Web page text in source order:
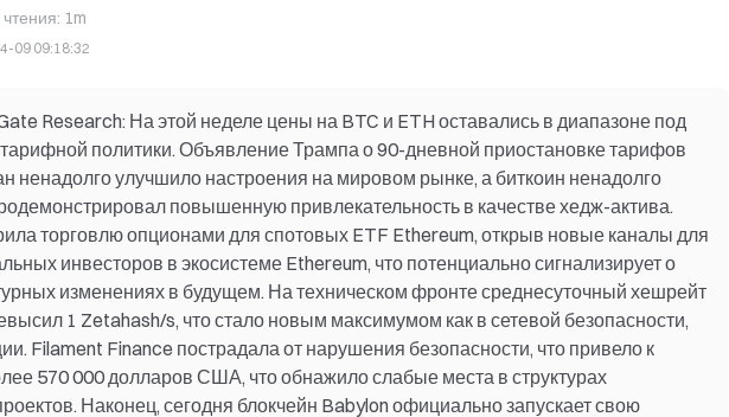
: 1m
09 09:18:32
Research: На этой неделе цены на BTC и ETH оставались в диапазоне под
политики. Объявление Трампа о 90-дневной приостановке тарифов
ненадолго улучшило настроения на мировом рынке, а биткоин ненадолго
повышенную привлекательность в качестве хедж-актива.
торговлю опционами для спотовых ETF Ethereum, открыв новые каналы для
инвесторов в экосистеме Ethereum, что потенциально сигнализирует о
изменениях в будущем. На техническом фронте среднесуточный хешрейт
1 Zetahash/s, что стало новым максимумом как в сетевой безопасности,
Filament Finance пострадала от нарушения безопасности, что привело к
570 000 долларов США, что обнажило слабые места в структурах
Наконец, сегодня блокчейн Babylon официально запускает свою